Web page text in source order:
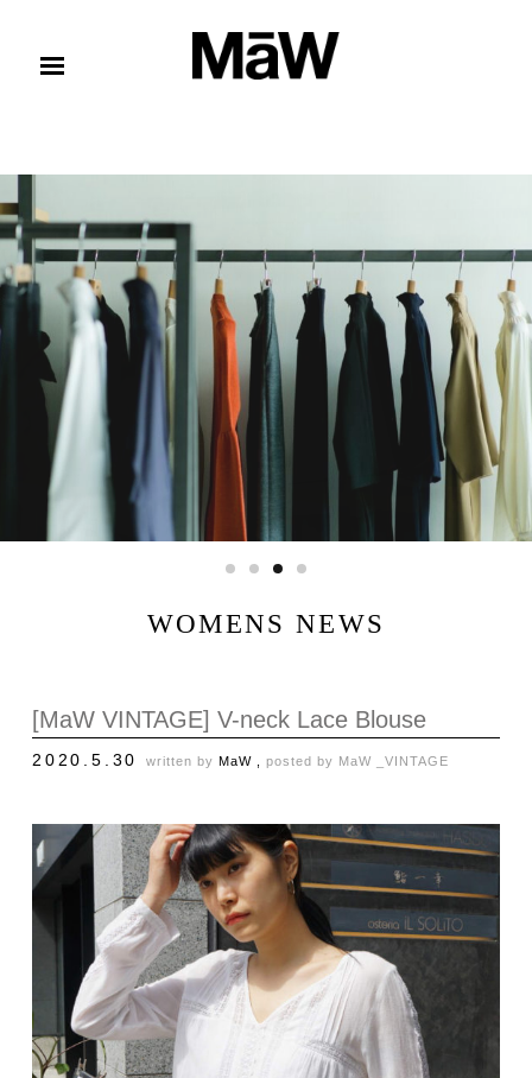
WOMENS NEWS
[MaW VINTAGE] V-neck Lace Blouse
2020.5.30 written by MaW , posted by MaW _VINTAGE